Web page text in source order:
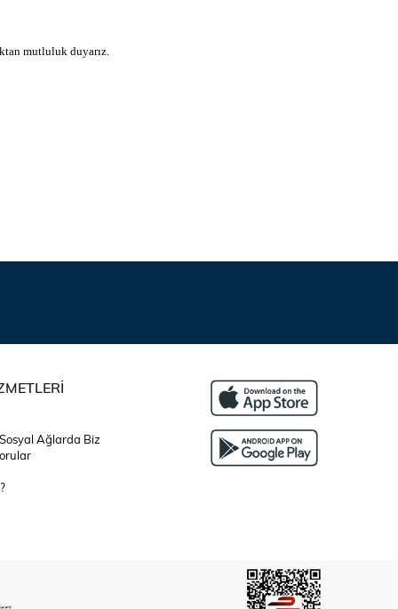
mutluluk duyarız.
Ağlarda Biz